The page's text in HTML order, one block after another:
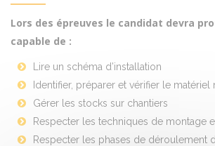
Lors des épreuves le candidat devra
capable de :
Lire un schéma d’installation
Identifier, préparer et vérifier le matériel
Gérer les stocks sur chantiers
Respecter les techniques de montage
Respecter les phases de déroulement